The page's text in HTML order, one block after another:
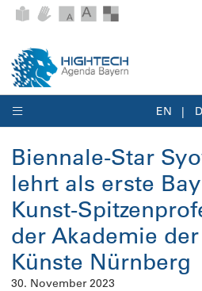
EN
Biennale-Star
lehrt als erste
Kunst-
der Akademie
Künste Nürnberg
30. November 2023